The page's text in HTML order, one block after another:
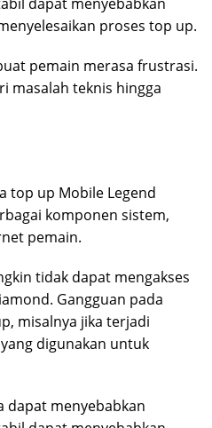
proses top up.
pemain merasa frustrasi.
masalah teknis hingga
top up Mobile Legend
komponen sistem,
pemain.
tidak dapat mengakses
Gangguan pada
misalnya jika terjadi
digunakan untuk
dapat menyebabkan